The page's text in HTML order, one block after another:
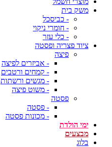
משק בית
- כביסכל
- חומרי ניקוי
- כלי עזר
ציוד פצריה ופסטה
פיצה
- אביזרים לפיצה
- קמחים ורטבים
- מגשים ורשתות
- משוט פיצה
פסטה
- פסטה
- מכונות פסטה
ימי הולדת
מבצעים
בלוג